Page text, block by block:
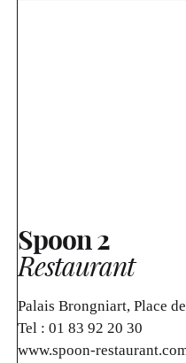
Spoon 2
Restaurant
Palais Brongniart, Place
Tel : 01 83 92 20 30
www.spoon-